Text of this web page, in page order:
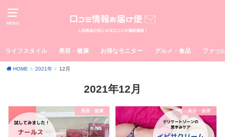
MENU
ライフスタイル 美容・健康 お得なモニター グルメ・食品 ファッ
HOME 2021年 12月
2021年12月
美容・健康 美容・健康